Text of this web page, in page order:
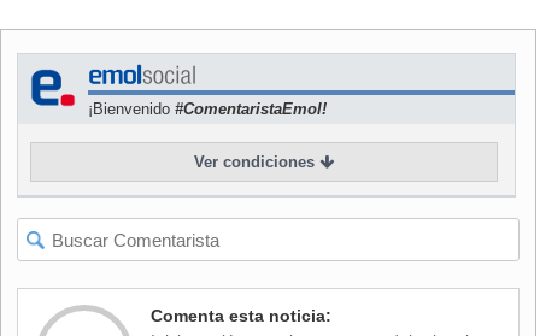
Giro en elecciones de Sierra
independiente sería la nueva
alcaldesa y no militante de
RN
Tras error involuntario de
confirma triunfo de candidata
en Sierra Gorda
¡Bienvenido #ComentaristaEmol!
Ver condiciones
Comenta esta noticia: